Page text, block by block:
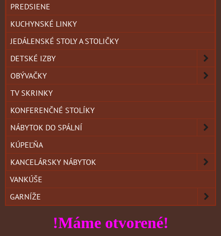
PREDSIENE
KUCHYNSKÉ LINKY
JEDÁLENSKÉ STOLY A STOLIČKY
DETSKÉ IZBY
OBÝVAČKY
TV SKRINKY
KONFERENČNÉ STOLÍKY
NÁBYTOK DO SPÁLNÍ
KÚPEĽŇA
KANCELÁRSKY NÁBYTOK
VANKÚŠE
GARNÍŽE
!Máme otvorené!